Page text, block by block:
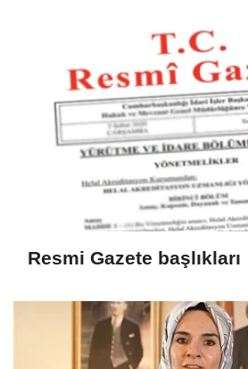
Resmi Gazete başlıkları